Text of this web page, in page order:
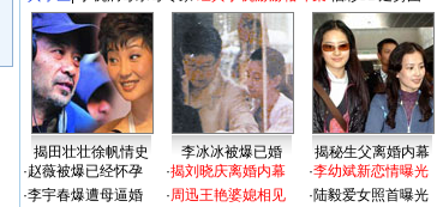
揭田壮壮徐帆情史 李冰冰被爆已婚
揭秘生父离婚内幕
·赵薇被爆已经怀孕
·李宇春爆遭母逼婚
·揭刘晓庆离婚内幕
·周迅王艳婆媳相见
·李幼斌新恋情曝光
·陆毅爱女照首曝光